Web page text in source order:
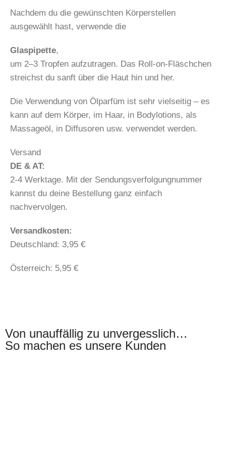
Nachdem du die gewünschten Körperstellen
ausgewählt hast, verwende die
Glaspipette,
um 2–3 Tropfen aufzutragen. Das Roll-on-Fläschchen
streichst du sanft über die Haut hin und her.
Die Verwendung von Ölparfüm ist sehr vielseitig – es
kann auf dem Körper, im Haar, in Bodylotions, als
Massageöl, in Diffusoren usw. verwendet werden.
Versand
DE & AT:
2-4 Werktage. Mit der Sendungsverfolgungnummer
kannst du deine Bestellung ganz einfach
nachvervolgen.
​​Versandkosten:
Deutschland: 3,95 €
Österreich: 5,95 €
Von unauffällig zu unvergesslich…
So machen es unsere Kunden